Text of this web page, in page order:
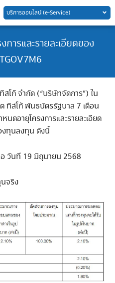
บริการออนไลน์ (e-Service)
ารและรายละเอียดของ
ก้ จำกัด (“บริษัทจัดการ”) ใน
ทิสโก้ พันธบัตรรัฐบาล 7 เดือน
ดอายุโครงการและรายละเอียด
ทุนลงทุน ดังนี้
อ วันที่ 19 มิถุนายน 2568
จริง